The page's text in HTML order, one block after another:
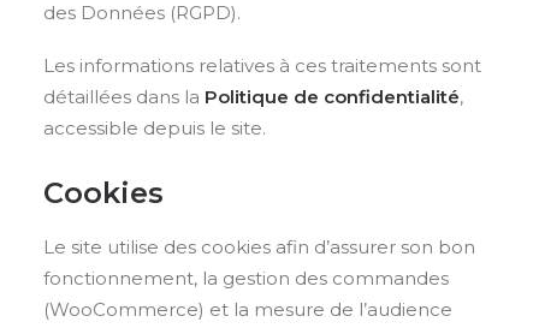
des Données (RGPD).
Les informations relatives à ces traitements sont
détaillées dans la Politique de confidentialité,
accessible depuis le site.
Cookies
Le site utilise des cookies afin d’assurer son bon
fonctionnement, la gestion des commandes
(WooCommerce) et la mesure de l’audience